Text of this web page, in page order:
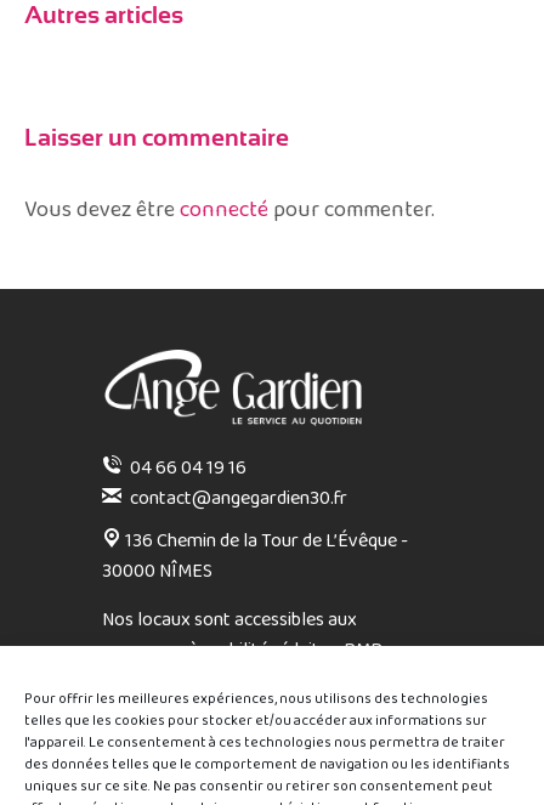
Pour offrir les meilleures expériences, nous utilisons des technologies
telles que les cookies pour stocker et/ou accéder aux informations sur
l'appareil. Le consentement à ces technologies nous permettra de traiter
des données telles que le comportement de navigation ou les identifiants
uniques sur ce site. Ne pas consentir ou retirer son consentement peut
Autres articles
Laisser un commentaire
Vous devez êtreconnectépour commenter.
04 66 04 19 16
contact@angegardien30.fr
136 Chemin de la Tour de L’Évêque -
30000 NÎMES
Nos locaux sont accessibles aux
personnes à mobilité réduite - PMR
12h / 14h – 17h
Sans rendez-vous, mardi et jeudi : 9h – 12h